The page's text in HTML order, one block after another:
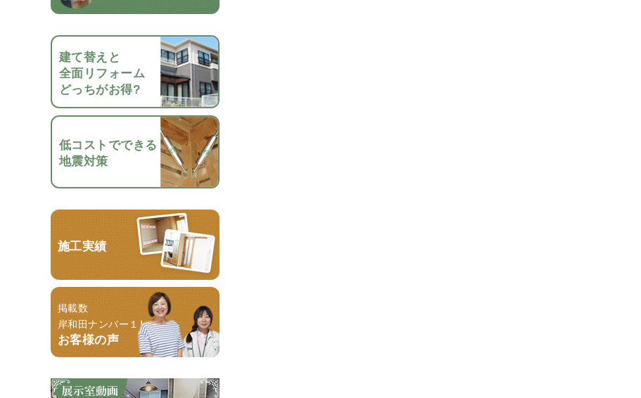
建て替えと
全面リフォーム
どっちがお得?
低コストでできる
地震対策
施工実績
掲載数
岸和田ナンバー１！
お客様の声